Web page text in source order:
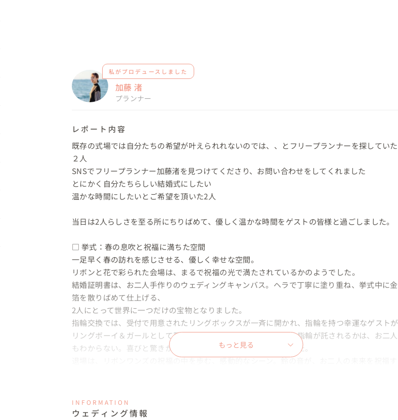
私がプロデュースしました
加藤 渚
プランナー
レポート内容
既存の式場では自分たちの希望が叶えられれないのでは、、とフリープランナーを探していた
２人
SNSでフリープランナー加藤渚を見つけてくださり、お問い合わせをしてくれました
とにかく自分たちらしい結婚式にしたい
温かな時間にしたいとご希望を頂いた2人
当日は2人らしさを至る所にちりばめて、優しく温かな時間をゲストの皆様と過ごしました。
□ 挙式：春の息吹と祝福に満ちた空間
一足早く春の訪れを感じさせる、優しく幸せな空間。
リボンと花で彩られた会場は、まるで祝福の光で満たされているかのようでした。
結婚証明書は、お二人手作りのウェディングキャンバス。ヘラで丁寧に塗り重ね、挙式中に金
箔を散りばめて仕上げる、
2人にとって世界に一つだけの宝物となりました。
指輪交換では、受付で用意されたリングボックスが一斉に開かれ、指輪を持つ幸運なゲストが
リングボーイ＆ガールとして登場する、サプライズ演出に。誰に指輪が託されるかは、お二人
もわからない。喜びと驚きが交錯する、心温まる瞬間となりました。
退場は、リボンワンズの祝福の中を歩む、感動的なシーン。鈴の音が、お二人の未来を祝福す
□披露宴：個性が光る、温かな絆の宴
挙式とは一変、披露宴会場は「廃墟」をテーマにした、お二人ならではの独創的な空間に。
もっと見る
INFORMATION
ウェディング情報